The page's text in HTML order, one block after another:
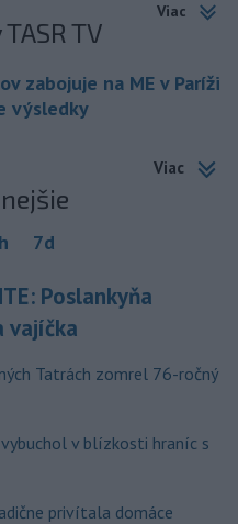
Viac
TV
zabojuje na ME v Paríži
výsledky
Viac
7d
Poslankyňa
vajíčka
Tatrách zomrel 76-ročný
v blízkosti hraníc s
privítala domáce